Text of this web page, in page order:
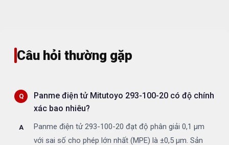
Câu hỏi thường gặp
Panme điện tử Mitutoyo 293-100-20 có độ chính
xác bao nhiêu?
Panme điện tử 293-100-20 đạt độ phân giải 0,1 µm
với sai số cho phép lớn nhất (MPE) là ±0,5 µm. Sản